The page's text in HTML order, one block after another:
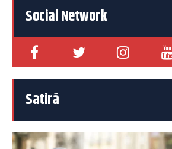
Social Network
Satiră